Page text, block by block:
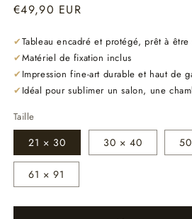
Prix
€49,90 EUR
✔Tableau encadré et protégé, prêt à être
✔Matériel de fixation inclus
✔ Impression fine-art durable et haut de
✔ Idéal pour sublimer un salon, une
Taille
21 × 30 30 × 40
61 × 91